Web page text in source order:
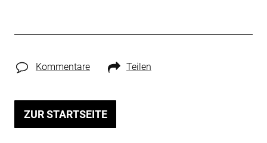
Kommentare Teilen
ZUR STARTSEITE